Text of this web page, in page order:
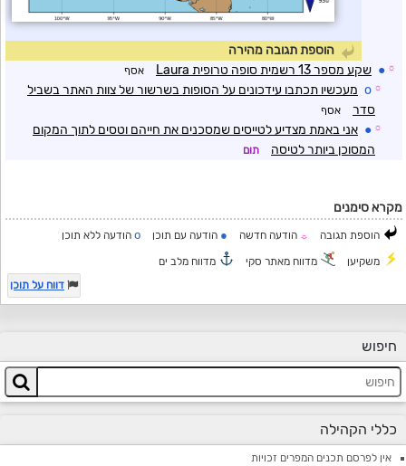
הוספת תגובה מהירה
☼
● שקע מספר 13 רשמית סופה טרופית Laura אסף
☼
o מעכשיו תכתבו עידכונים על הסופות בשרשור של צוות האתר בשביל
סדר
אסף
☼
● אני באמת מצדיע לטייסים שמסכנים את חייהם וטסים לתוך המקום
המסוכן ביותר לטיסה
תום
מקרא סימנים
הוספת תגובה ☼ הודעה חדשה ● הודעה עם תוכן o הודעה ללא תוכן
משקיען מדווח מאתר סקי
מדווח מלב ים
דווח על תוכן
חיפוש
כללי הקהילה
אין לפרסם תכנים המפרים זכויות